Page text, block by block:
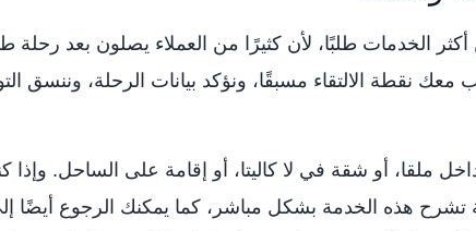
الخدمات طلبًا، لأن كثيرًا من العملاء يصلون بعد رحلة
نقطة الالتقاء مسبقًا، ونؤكد بيانات الرحلة، وننسق
ملقا، أو شقة في لا كاليتا، أو إقامة على الساحل.
هذه الخدمة بشكل مباشر، كما يمكنك الرجوع أيضًا